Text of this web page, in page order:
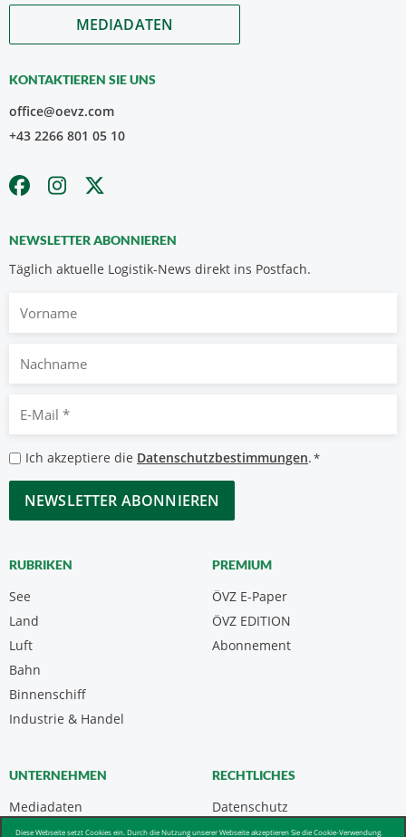
Diese Webseite setzt Cookies ein. Durch die Nutzung unserer Webseite akzeptieren Sie die Cookie-Verwendung.
MEDIADATEN
KONTAKTIEREN SIE UNS
office@oevz.com
+43 2266 801 05 10
NEWSLETTER ABONNIEREN
Täglich aktuelle Logistik-News direkt ins Postfach.
Nachname
Mail
*
Datenschutzbestimmungen
*
Ich akzeptiere die Datenschutzbestimmungen.*
CAPTCHA
RUBRIKEN
See
Land
Luft
Bahn
Binnenschiff
Industrie & Handel
PREMIUM
ÖVZ E-Paper
Abonnement
ÖVZ EDITION
UNTERNEHMEN
Mediadaten
Kontakt
RECHTLICHES
Datenschutz
Impressum